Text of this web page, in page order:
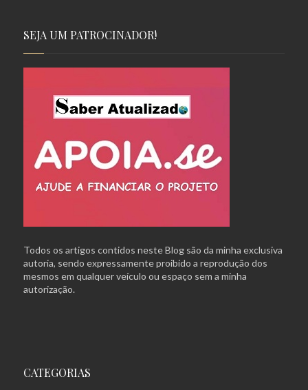
SEJA UM PATROCINADOR!
Todos os artigos contidos neste Blog são da minha exclusiva
autoria, sendo expressamente proibido a reprodução dos
mesmos em qualquer veículo ou espaço sem a minha
autorização.
CATEGORIAS